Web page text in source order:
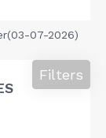
07-2026)
Filters